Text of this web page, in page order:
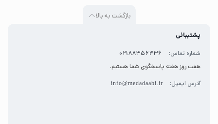
بازگشت به بالا
پشتیبانی
شماره تماس:
02188356436
هفت روز هفته پاسخگوی شما هستیم.
آدرس ایمیل: info@medadaabi.ir